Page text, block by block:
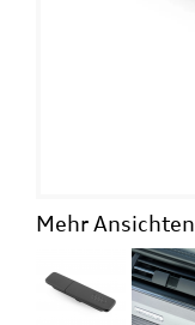
Mehr Ansichten